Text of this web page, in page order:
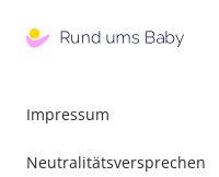
Impressum
Neutralitätsversprechen